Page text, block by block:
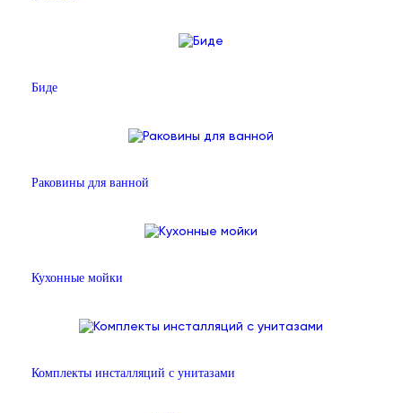
Биде
Раковины для ванной
Кухонные мойки
Комплекты инсталляций с унитазами